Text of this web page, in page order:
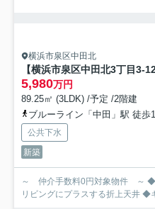
横浜市泉区中田北
5,980万円
89.25㎡ (3LDK) /予定 /2階建
ブルーライン「中田」駅 徒歩
公共下水
新築
～ 仲介手数料0円対象物件 ～ ◆
リビングにプラスする折上天井 ◆